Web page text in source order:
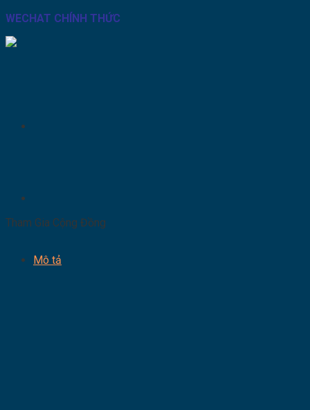
WECHAT CHÍNH THỨC
Tham Gia Cộng Đồng
Mô tả